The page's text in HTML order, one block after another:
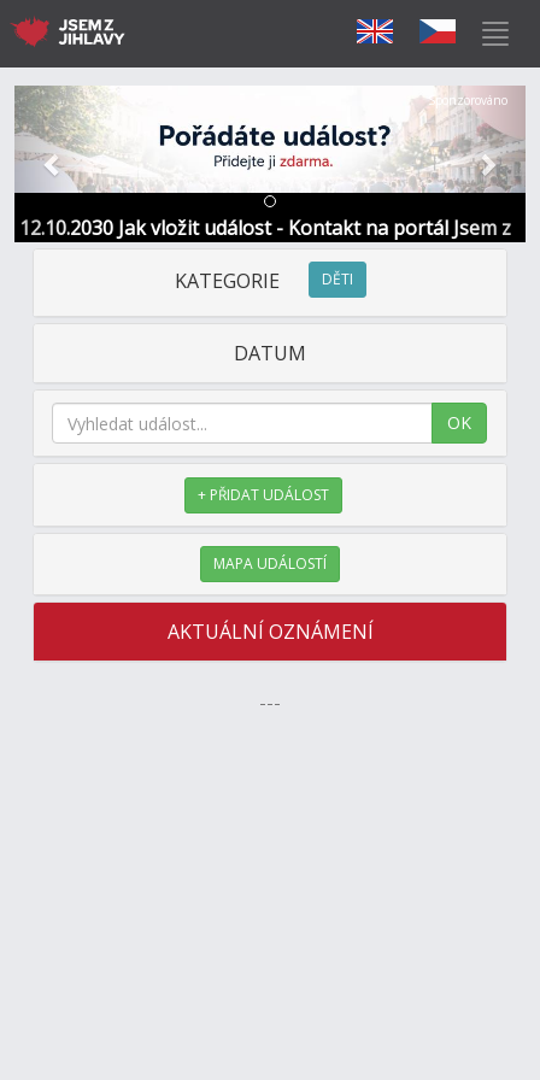
12.10.2030 Jak vložit událost - Kontakt na portál Jsem z
Jihlavy
Předchozí Další
Sponzorováno
KATEGORIE DĚTI
DATUM
OK
+ PŘIDAT UDÁLOST
MAPA UDÁLOSTÍ
AKTUÁLNÍ OZNÁMENÍ
---